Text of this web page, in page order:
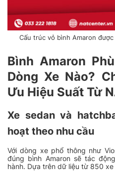
Cấu trúc vỏ bình Amaron
Bình Amaron
Dòng Xe Nào?
Ưu Hiệu Suất Từ
Xe sedan và
hoạt theo nhu cầu
Với dòng xe phổ thông như
đúng bình Amaron sẽ tác
hành. Dựa trên dữ liệu từ 850